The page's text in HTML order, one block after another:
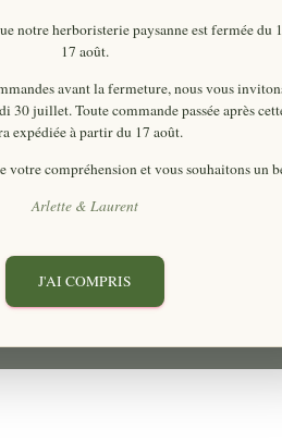
notre herboristerie paysanne est fermée du 1
17 août.
avant la fermeture, nous vous
30 juillet. Toute commande passée après
expédiée à partir du 17 août.
votre compréhension et vous souhaitons un
Arlette & Laurent
J'AI COMPRIS